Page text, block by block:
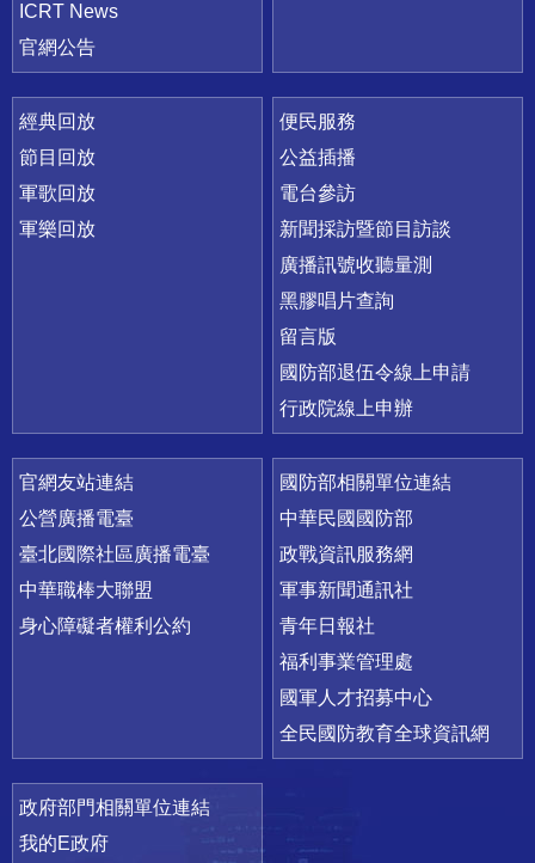
ICRT News
官網公告
經典回放
節目回放
軍歌回放
軍樂回放
便民服務
公益插播
電台參訪
新聞採訪暨節目訪談
廣播訊號收聽量測
黑膠唱片查詢
留言版
國防部退伍令線上申請
行政院線上申辦
官網友站連結
公營廣播電臺
臺北國際社區廣播電臺
中華職棒大聯盟
身心障礙者權利公約
國防部相關單位連結
中華民國國防部
政戰資訊服務網
軍事新聞通訊社
青年日報社
福利事業管理處
國軍人才招募中心
全民國防教育全球資訊網
政府部門相關單位連結
我的E政府